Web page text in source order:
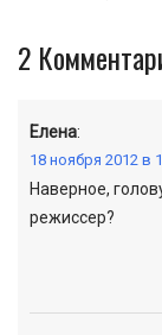
2
Елена:
18 ноября 2012 в
Наверное,
режиссер?